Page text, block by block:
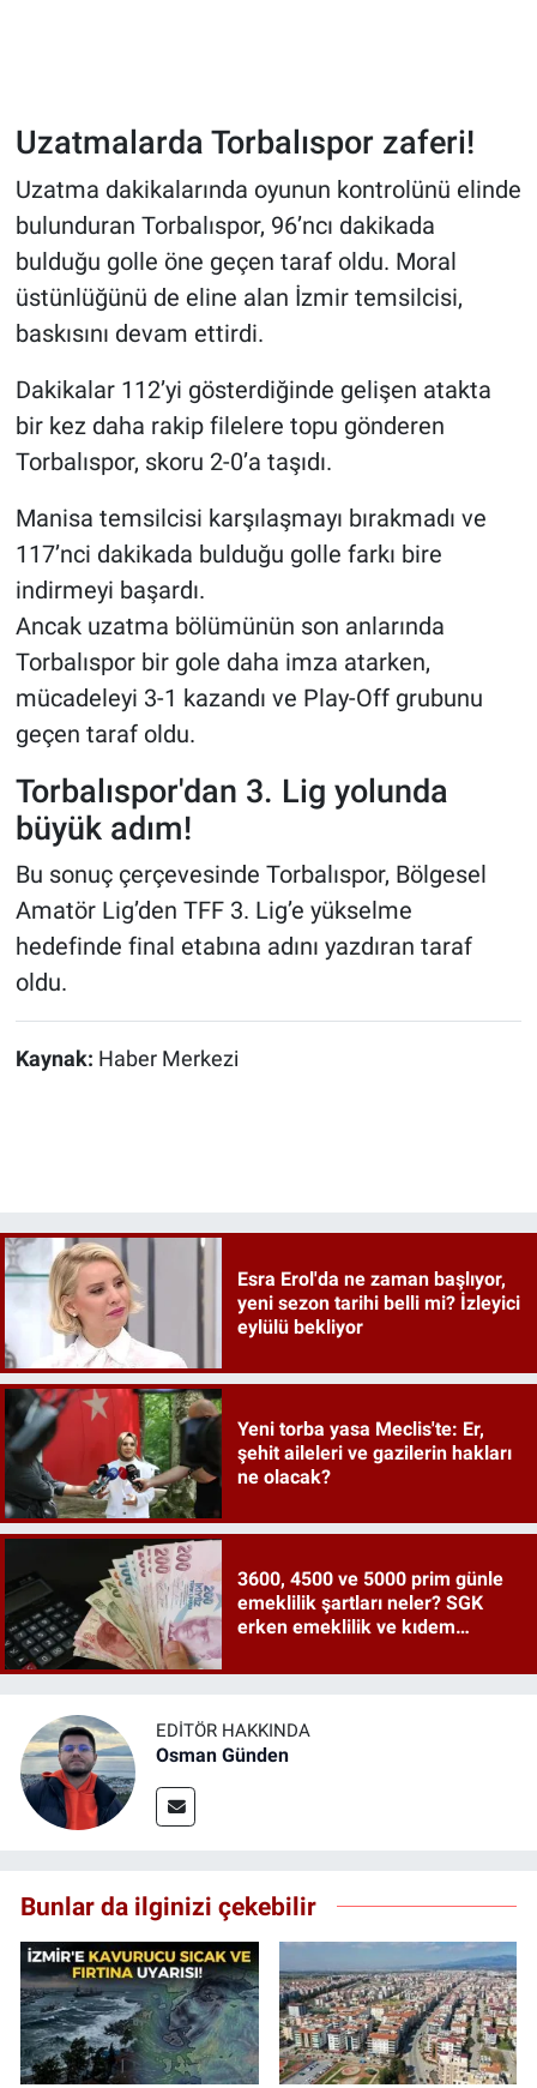
Uzatmalarda Torbalıspor zaferi!
Uzatma dakikalarında oyunun kontrolünü elinde
bulunduran Torbalıspor, 96’ncı dakikada
bulduğu golle öne geçen taraf oldu. Moral
üstünlüğünü de eline alan İzmir temsilcisi,
baskısını devam ettirdi.
Dakikalar 112’yi gösterdiğinde gelişen atakta
bir kez daha rakip filelere topu gönderen
Torbalıspor, skoru 2-0’a taşıdı.
Manisa temsilcisi karşılaşmayı bırakmadı ve
117’nci dakikada bulduğu golle farkı bire
indirmeyi başardı.
Ancak uzatma bölümünün son anlarında
Torbalıspor bir gole daha imza atarken,
mücadeleyi 3-1 kazandı ve Play-Off grubunu
geçen taraf oldu.
Torbalıspor'dan 3. Lig yolunda
büyük adım!
Bu sonuç çerçevesinde Torbalıspor, Bölgesel
Amatör Lig’den TFF 3. Lig’e yükselme
hedefinde final etabına adını yazdıran taraf
oldu.
Kaynak: Haber Merkezi
Esra Erol'da ne zaman başlıyor,
yeni sezon tarihi belli mi? İzleyici
eylülü bekliyor
Yeni torba yasa Meclis'te: Er,
şehit aileleri ve gazilerin hakları
ne olacak?
3600, 4500 ve 5000 prim günle
emeklilik şartları neler? SGK
erken emeklilik ve kıdem
EDITÖR HAKKINDA
Osman Günden
Bunlar da ilginizi çekebilir